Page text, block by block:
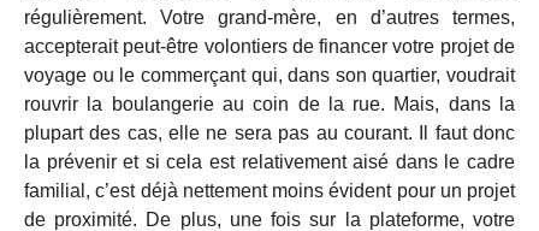
régulièrement. Votre grand-mère, en d’autres termes,
accepterait peut-être volontiers de financer votre projet de
voyage ou le commerçant qui, dans son quartier, voudrait
rouvrir la boulangerie au coin de la rue. Mais, dans la
plupart des cas, elle ne sera pas au courant. Il faut donc
la prévenir et si cela est relativement aisé dans le cadre
familial, c’est déjà nettement moins évident pour un projet
de proximité. De plus, une fois sur la plateforme, votre